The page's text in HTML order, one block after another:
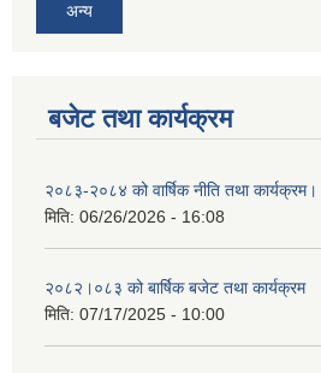
अन्य
बजेट तथा कार्यक्रम
२०८३-२०८४ को वार्षिक नीति तथा कार्यक्रम।
मिति: 06/26/2026 - 16:08
२०८२।०८३ को बार्षिक बजेट तथा कार्यक्रम
मिति: 07/17/2025 - 10:00